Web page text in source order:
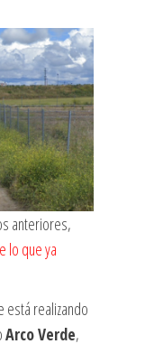
anteriores,
lo que ya
está realizando
Arco Verde,